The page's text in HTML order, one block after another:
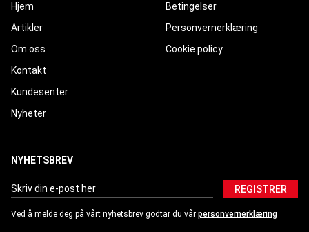
Hjem
Artikler
Om oss
Kontakt
Kundesenter
Nyheter
Betingelser
Personvernerklæring
Cookie policy
NYHETSBREV
REGISTRER
Ved å melde deg på vårt nyhetsbrev godtar du vår personvernerklæring